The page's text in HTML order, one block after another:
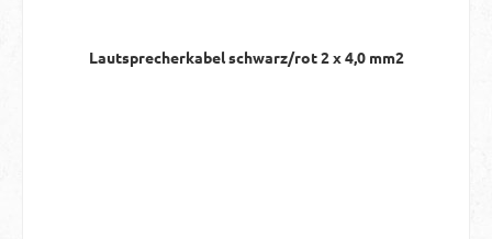
Lautsprecherkabel schwarz/rot 2 x 4,0 mm2